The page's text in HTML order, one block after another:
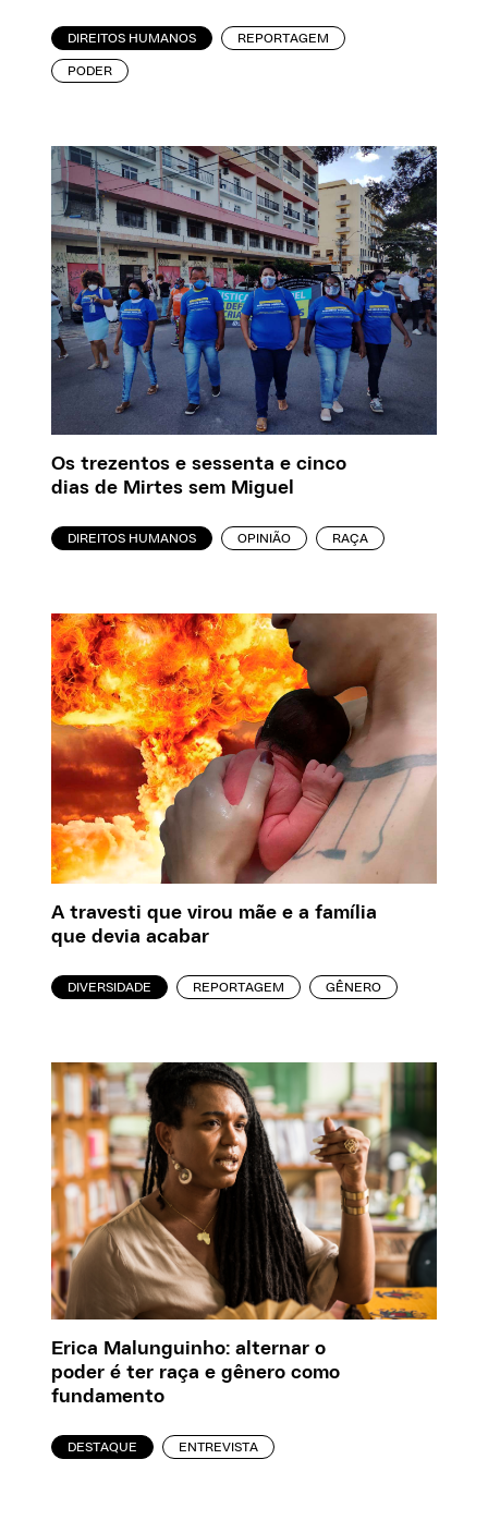
DIREITOS HUMANOS REPORTAGEM
PODER
Os trezentos e sessenta e cinco
dias de Mirtes sem Miguel
DIREITOS HUMANOS OPINIÃO RAÇA
A travesti que virou mãe e a família
que devia acabar
DIVERSIDADE REPORTAGEM GÊNERO
Erica Malunguinho: alternar o
poder é ter raça e gênero como
fundamento
DESTAQUE ENTREVISTA